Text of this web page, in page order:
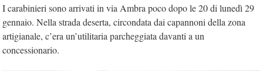
I carabinieri sono arrivati in via Ambra poco dopo le 20 di lunedì 29
gennaio. Nella strada deserta, circondata dai capannoni della zona
artigianale, c’era un’utilitaria parcheggiata davanti a un
concessionario.